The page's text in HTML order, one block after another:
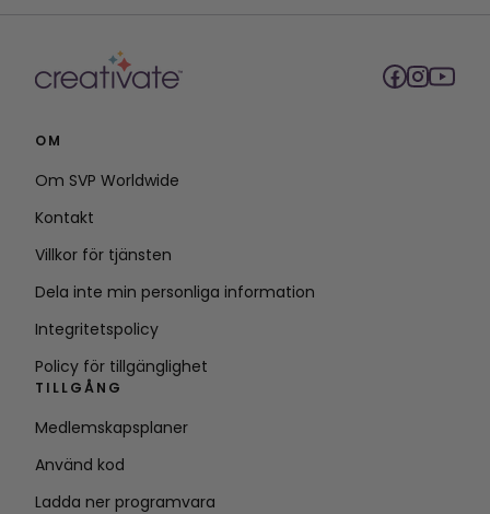
OM
Om SVP Worldwide
Kontakt
Villkor för tjänsten
Dela inte min personliga information
Integritetspolicy
Policy för tillgänglighet
TILLGÅNG
Medlemskapsplaner
Använd kod
Ladda ner programvara